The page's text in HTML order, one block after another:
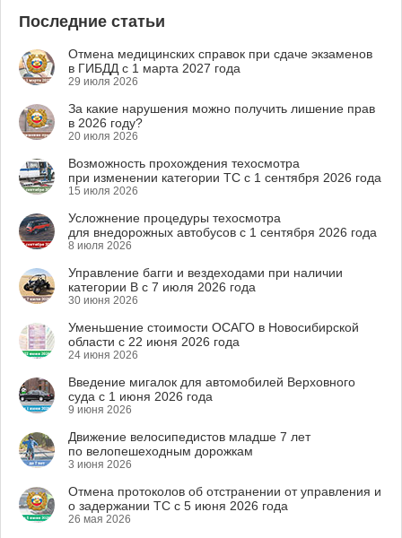
Последние статьи
Отмена медицинских справок при сдаче экзаменов
в ГИБДД с 1 марта 2027 года
29 июля 2026
За какие нарушения можно получить лишение прав
в 2026 году?
20 июля 2026
Возможность прохождения техосмотра
при изменении категории ТС с 1 сентября 2026 года
15 июля 2026
Усложнение процедуры техосмотра
для внедорожных автобусов с 1 сентября 2026 года
8 июля 2026
Управление багги и вездеходами при наличии
категории B с 7 июля 2026 года
30 июня 2026
Уменьшение стоимости ОСАГО в Новосибирской
области с 22 июня 2026 года
24 июня 2026
Введение мигалок для автомобилей Верховного
суда с 1 июня 2026 года
9 июня 2026
Движение велосипедистов младше 7 лет
по велопешеходным дорожкам
3 июня 2026
Отмена протоколов об отстранении от управления и
о задержании ТС с 5 июня 2026 года
26 мая 2026